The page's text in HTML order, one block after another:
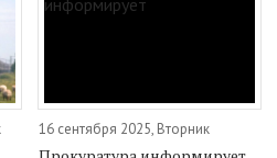
16 сентября 2025, Вторник